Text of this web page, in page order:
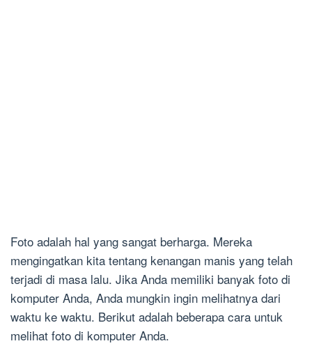
Foto adalah hal yang sangat berharga. Mereka
mengingatkan kita tentang kenangan manis yang telah
terjadi di masa lalu. Jika Anda memiliki banyak foto di
komputer Anda, Anda mungkin ingin melihatnya dari
waktu ke waktu. Berikut adalah beberapa cara untuk
melihat foto di komputer Anda.